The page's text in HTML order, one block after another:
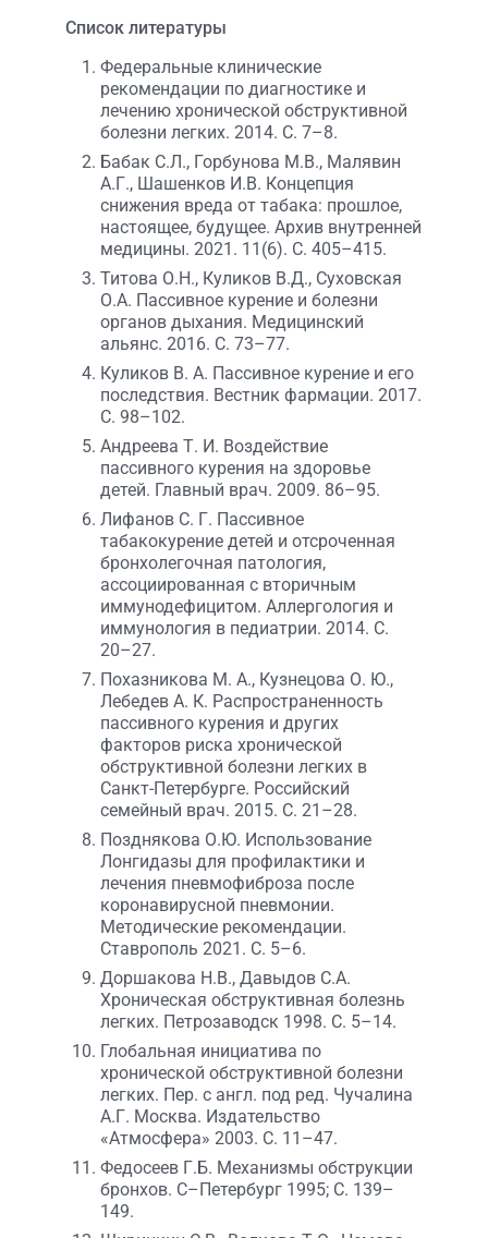
Список литературы
Федеральные клинические
рекомендации по диагностике и
лечению хронической обструктивной
болезни легких. 2014. С. 7–8.
Бабак С.Л., Горбунова М.В., Малявин
А.Г., Шашенков И.В. Концепция
снижения вреда от табака: прошлое,
настоящее, будущее. Архив внутренней
медицины. 2021. 11(6). С. 405–415.
Титова О.Н., Куликов В.Д., Суховская
О.А. Пассивное курение и болезни
органов дыхания. Медицинский
альянс. 2016. С. 73–77.
Куликов В. А. Пассивное курение и его
последствия. Вестник фармации. 2017.
С. 98–102.
Андреева Т. И. Воздействие
пассивного курения на здоровье
детей. Главный врач. 2009. 86–95.
Лифанов С. Г. Пассивное
табакокурение детей и отсроченная
бронхолегочная патология,
ассоциированная с вторичным
иммунодефицитом. Аллергология и
иммунология в педиатрии. 2014. С.
20–27.
Похазникова М. А., Кузнецова О. Ю.,
Лебедев А. К. Распространенность
пассивного курения и других
факторов риска хронической
обструктивной болезни легких в
Санкт-Петербурге. Российский
семейный врач. 2015. С. 21–28.
Позднякова О.Ю. Использование
Лонгидазы для профилактики и
лечения пневмофиброза после
коронавирусной пневмонии.
Методические рекомендации.
Ставрополь 2021. С. 5–6.
Доршакова Н.В., Давыдов С.А.
Хроническая обструктивная болезнь
легких. Петрозаводск 1998. С. 5–14.
Глобальная инициатива по
хронической обструктивной болезни
легких. Пер. с англ. под ред. Чучалина
А.Г. Москва. Издательство
«Атмосфера» 2003. С. 11–47.
Федосеев Г.Б. Механизмы обструкции
бронхов. С–Петербург 1995; С. 139–
149.